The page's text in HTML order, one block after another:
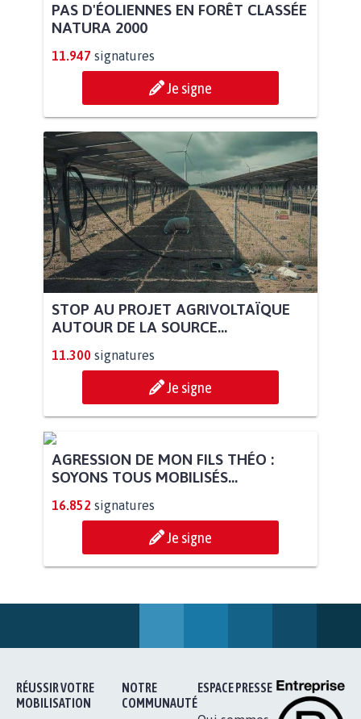
PAS D'ÉOLIENNES EN FORÊT CLASSÉE
NATURA 2000
11.947 signatures
Je signe
STOP AU PROJET AGRIVOLTAÏQUE
AUTOUR DE LA SOURCE...
11.300 signatures
Je signe
AGRESSION DE MON FILS THÉO :
Je signe